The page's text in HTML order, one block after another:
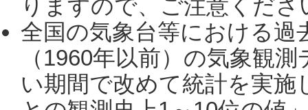
りますので、ご注意くだ
全国の気象台等における過
（1960年以前）の気象観
い期間で改めて統計を実